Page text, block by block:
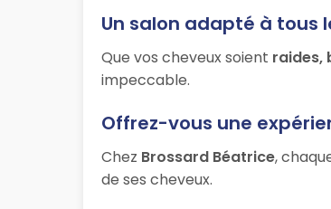
Un salon adapté à tous
Que vos cheveux soient raides,
impeccable.
Offrez-vous une
Chez Brossard Béatrice,
de ses cheveux.